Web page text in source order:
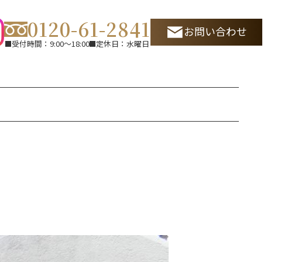
0120-61-2841
受付時間：9:00～18:00 定休日：水曜日
お問い合わせ